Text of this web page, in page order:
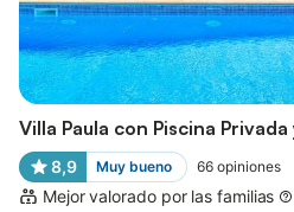
Villa Paula con Piscina
8,9 Muy bueno 66 opiniones
Mejor valorado por las familias